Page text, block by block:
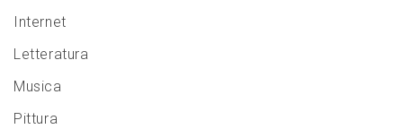
Internet
Letteratura
Musica
Pittura